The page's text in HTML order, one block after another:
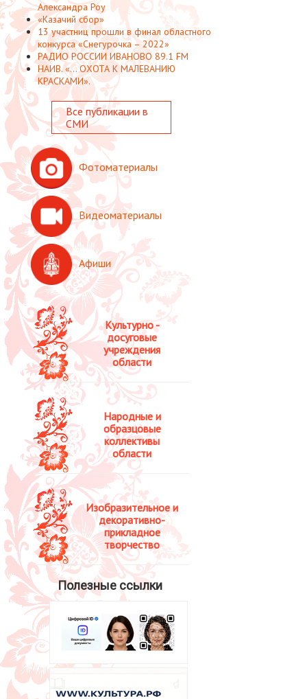
Культурно -
досуговые
учреждения
области
Народные и
образцовые
коллективы
области
Изобразительное и
декоративно-
прикладное
творчество
Полезные ссылки
Александра Роу
«Казачий сбор»
13 участниц прошли в финал областного
конкурса «Снегурочка – 2022»
РАДИО РОССИИ ИВАНОВО 89.1 FM
НАИВ. «... ОХОТА К МАЛЕВАНИЮ
КРАСКАМИ».
Все публикации в
СМИ
Фотоматериалы
Видеоматериалы
Афиши